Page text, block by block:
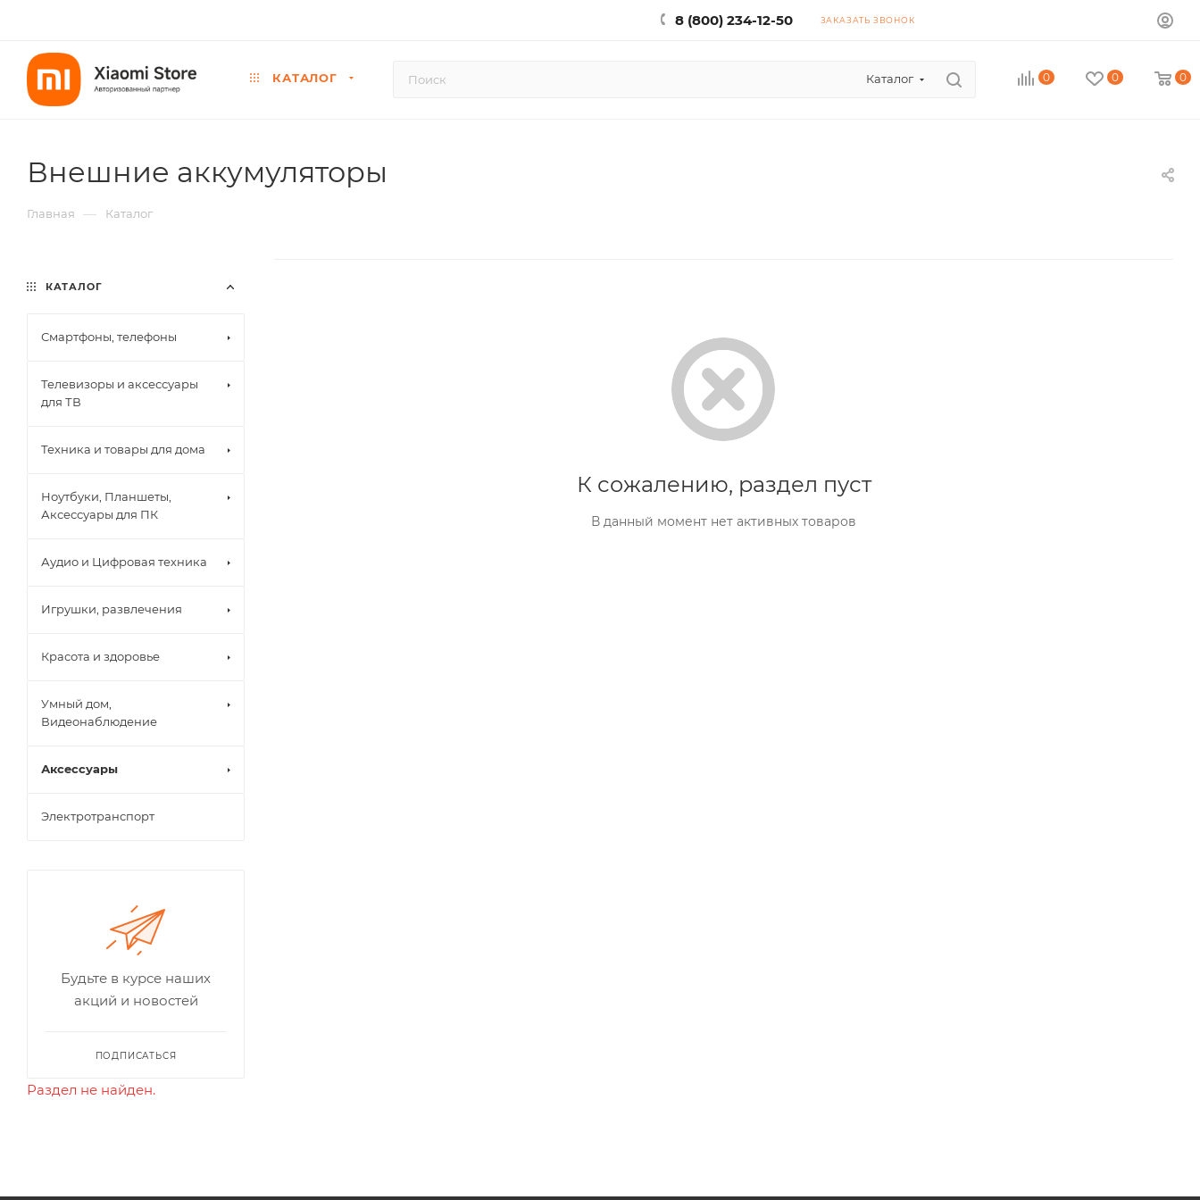
8 (800) 234-12-50 ЗАКАЗАТЬ ЗВОНОК
КАТАЛОГ Каталог 0 0 0
Внешние аккумуляторы
Главная — Каталог
К сожалению, раздел пуст
В данный момент нет активных товаров
КАТАЛОГ
Смартфоны, телефоны
Телевизоры и аксессуары
для ТВ
Техника и товары для дома
Ноутбуки, Планшеты,
Аксессуары для ПК
Аудио и Цифровая техника
Игрушки, развлечения
Красота и здоровье
Умный дом,
Видеонаблюдение
Аксессуары
Электротранспорт
Будьте в курсе наших
акций и новостей
ПОДПИСАТЬСЯ
Раздел не найден.